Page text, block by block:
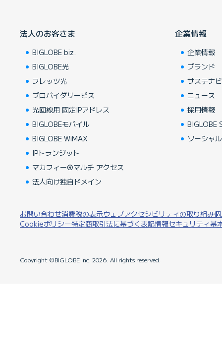
法人のお客さま
BIGLOBE biz.
BIGLOBE光
フレッツ光
プロバイダサービス
光回線用 固定IPアドレス
BIGLOBEモバイル
BIGLOBE WiMAX
IPトランジット
マカフィー®マルチ アクセス
法人向け独自ドメイン
企業情報
企業情報
ブランド
サステナ
ニュース
採用情報
BIGLOBE
ソーシャ
お問い合わせ消費税の表示ウェブアクセシビリティの取り組み
Cookieポリシー特定商取引法に基づく表記情報セキュリティ基
Copyright ©BIGLOBE Inc. 2026. All rights reserved.